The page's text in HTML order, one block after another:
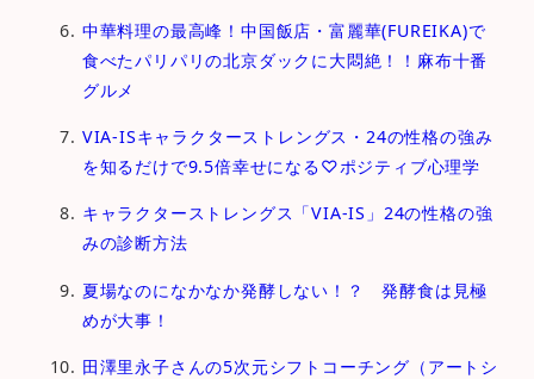
中華料理の最高峰！中国飯店・富麗華(FUREIKA)で
食べたパリパリの北京ダックに大悶絶！！麻布十番
グルメ
VIA-ISキャラクターストレングス・24の性格の強み
を知るだけで9.5倍幸せになる♡ポジティブ心理学
キャラクターストレングス「VIA-IS」24の性格の強
みの診断方法
夏場なのになかなか発酵しない！？ 発酵食は見極
めが大事！
田澤里永子さんの5次元シフトコーチング（アートシ